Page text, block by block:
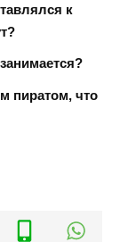
к
пиратом, что